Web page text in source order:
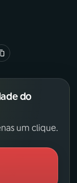
do
um clique.